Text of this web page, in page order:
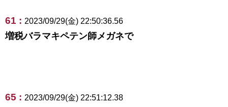
61 : 2023/09/29(金) 22:50:36.56
増税バラマキペテン師メガネで
65 : 2023/09/29(金) 22:51:12.38